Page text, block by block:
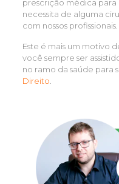
prescrição médica
necessita de alguma
com nossos profissionais.
Este é mais um motivo
você sempre ser
no ramo da saúde para
Direito.